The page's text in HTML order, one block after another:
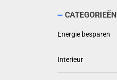
CATEGORIEËN
Energie besparen
Interieur